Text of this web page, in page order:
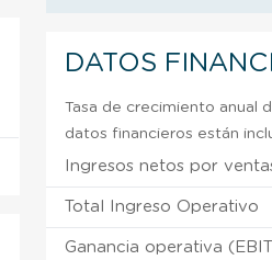
DATOS
Tasa de crecimiento anual
datos financieros están
Ingresos netos por
Total Ingreso Operativo
Ganancia operativa